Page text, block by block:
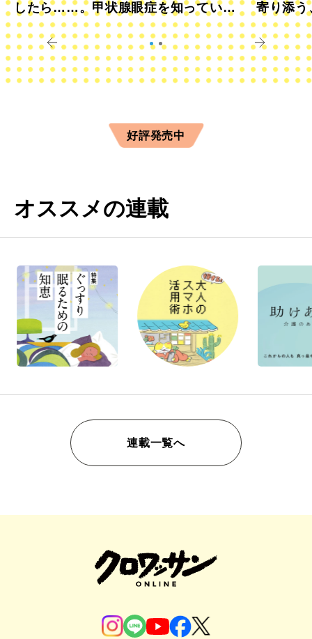
したら……。甲状腺眼症を知っていま
すか？
寄り添う
きに
好評発売中
オススメの連載
連載一覧へ